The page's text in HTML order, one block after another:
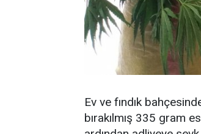
Ev ve fındık
bırakılmış 335 gram